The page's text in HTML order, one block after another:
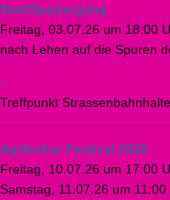
StattSpaziergang
Freitag, 03.07.26 um 18:00
nach Lehen auf die Spuren
-
Treffpunkt
Agrikultur Festival 2026
Freitag, 10.07.26 um 17:00
Samstag, 11.07.26 um 11:00